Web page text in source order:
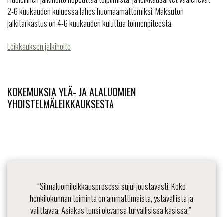
2-6 kuukauden kuluessa lähes huomaamattomiksi. Maksuton
jälkitarkastus on 4-6 kuukauden kuluttua toimenpiteestä.
Leikkauksen jälkihoito
KOKEMUKSIA YLÄ- JA ALALUOMIEN
YHDISTELMÄLEIKKAUKSESTA
“Silmäluomileikkausprosessi sujui joustavasti. Koko
henkilökunnan toimintaonammattimaista, ystävällistäja
välittävää. Asiakas tunsi olevansa turvallisissa käsissä.”